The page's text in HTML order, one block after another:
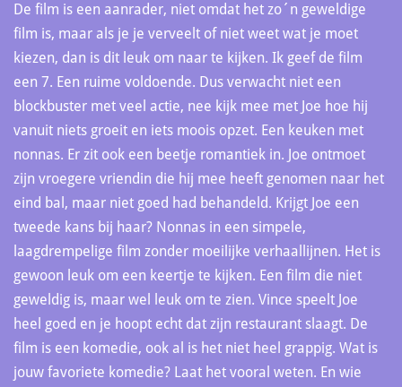
De film is een aanrader, niet omdat het zo´n geweldige
film is, maar als je je verveelt of niet weet wat je moet
kiezen, dan is dit leuk om naar te kijken. Ik geef de film
een 7. Een ruime voldoende. Dus verwacht niet een
blockbuster met veel actie, nee kijk mee met Joe hoe hij
vanuit niets groeit en iets moois opzet. Een keuken met
nonnas. Er zit ook een beetje romantiek in. Joe ontmoet
zijn vroegere vriendin die hij mee heeft genomen naar het
eind bal, maar niet goed had behandeld. Krijgt Joe een
tweede kans bij haar? Nonnas in een simpele,
laagdrempelige film zonder moeilijke verhaallijnen. Het is
gewoon leuk om een keertje te kijken. Een film die niet
geweldig is, maar wel leuk om te zien. Vince speelt Joe
heel goed en je hoopt echt dat zijn restaurant slaagt. De
film is een komedie, ook al is het niet heel grappig. Wat is
jouw favoriete komedie? Laat het vooral weten. En wie